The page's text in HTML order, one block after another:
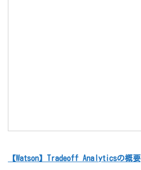
【Watson】Tradeoff Analyticsの概要